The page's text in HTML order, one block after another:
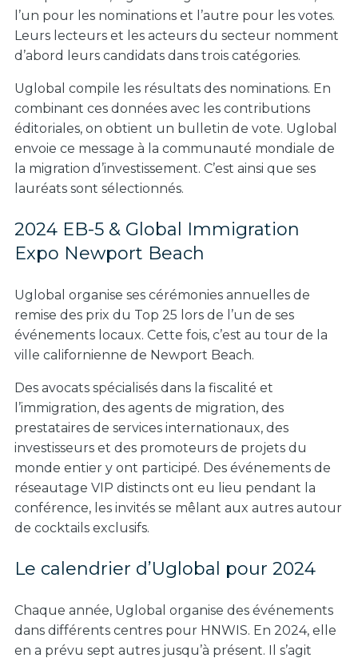
l’un pour les nominations et l’autre pour les votes.
Leurs lecteurs et les acteurs du secteur nomment
d’abord leurs candidats dans trois catégories.
Uglobal compile les résultats des nominations. En
combinant ces données avec les contributions
éditoriales, on obtient un bulletin de vote. Uglobal
envoie ce message à la communauté mondiale de
la migration d’investissement. C’est ainsi que ses
lauréats sont sélectionnés.
2024 EB-5 & Global Immigration
Expo Newport Beach
Uglobal organise ses cérémonies annuelles de
remise des prix du Top 25 lors de l’un de ses
événements locaux. Cette fois, c’est au tour de la
ville californienne de Newport Beach.
Des avocats spécialisés dans la fiscalité et
l’immigration, des agents de migration, des
prestataires de services internationaux, des
investisseurs et des promoteurs de projets du
monde entier y ont participé. Des événements de
réseautage VIP distincts ont eu lieu pendant la
conférence, les invités se mêlant aux autres autour
de cocktails exclusifs.
Le calendrier d’Uglobal pour 2024
Chaque année, Uglobal organise des événements
dans différents centres pour HNWIS. En 2024, elle
en a prévu sept autres jusqu’à présent. Il s’agit